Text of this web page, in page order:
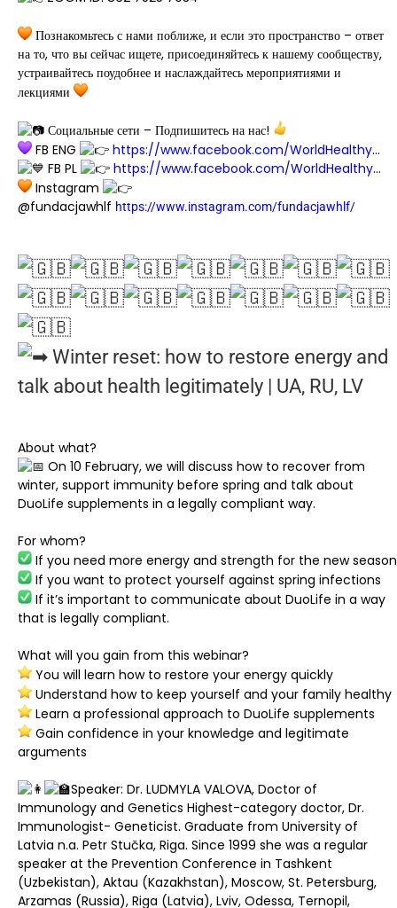
Познакомьтесь с нами поближе, и если это пространство – ответ
на то, что вы сейчас ищете, присоединяйтесь к нашему сообществу,
устраивайтесь поудобнее и наслаждайтесь мероприятиями и
лекциями
Социальные сети – Подпишитесь на нас!
FB ENG
https://www.facebook.com/WorldHealthy…
FB PL
https://www.facebook.com/WorldHealthy…
Instagram
@fundacjawhlf https://www.instagram.com/fundacjawhlf/
Winter reset: how to restore energy and
talk about health legitimately | UA, RU, LV
About what?
On 10 February, we will discuss how to recover from
winter, support immunity before spring and talk about
DuoLife supplements in a legally compliant way.
For whom?
If you need more energy and strength for the new season
If you want to protect yourself against spring infections
If it’s important to communicate about DuoLife in a way
that is legally compliant.
What will you gain from this webinar?
You will learn how to restore your energy quickly
Understand how to keep yourself and your family healthy
Learn a professional approach to DuoLife supplements
Gain confidence in your knowledge and legitimate
arguments
Speaker: Dr. LUDMYLA VALOVA, Doctor of
Immunology and Genetics Highest-category doctor, Dr.
Immunologist- Geneticist. Graduate from University of
Latvia n.a. Petr Stučka, Riga. Since 1999 she was a regular
speaker at the Prevention Conference in Tashkent
(Uzbekistan), Aktau (Kazakhstan), Moscow, St. Petersburg,
Arzamas (Russia), Riga (Latvia), Lviv, Odessa, Ternopil,